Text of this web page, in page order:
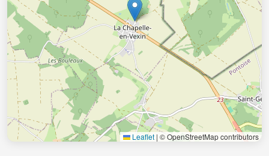
Leaflet | © OpenStreetMap contributors